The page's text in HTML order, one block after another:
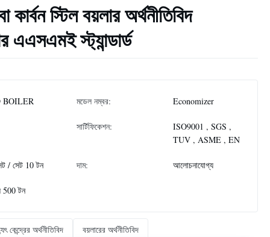
স্টিল বয়লার অর্থনীতিবিদ
স্ট্যান্ডার্ড
BOILER মডেল নম্বর: Economizer
সার্টিফিকেশন:
ISO9001 , SGS ,
TUV , ASME , EN
/ সেট 10 টন দাম: আলোচনাযোগ্য
500 টন
কেন্দ্রের অর্থনীতিবিদ বয়লারের অর্থনীতিবিদ